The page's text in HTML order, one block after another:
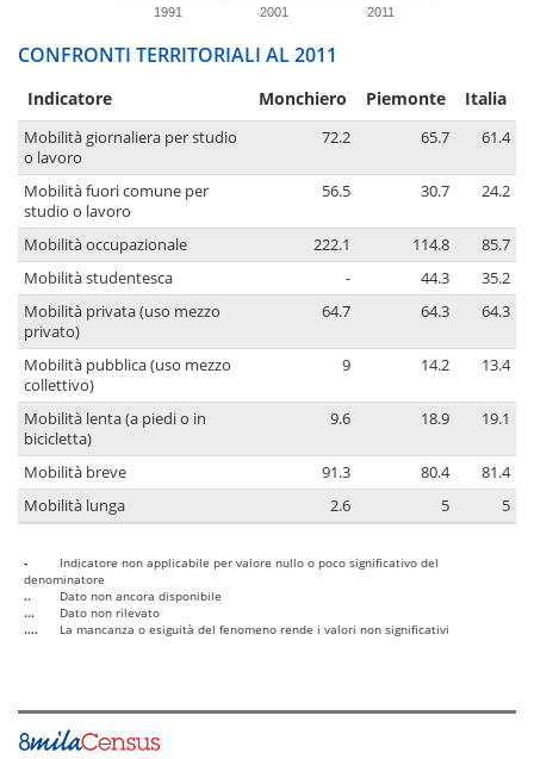
1991 2001 2011
CONFRONTI TERRITORIALI AL 2011
Indicatore Monchiero Piemonte Italia
Mobilità giornaliera per studio
o lavoro
72.2 65.7 61.4
Mobilità fuori comune per
studio o lavoro
56.5 30.7 24.2
Mobilità occupazionale 222.1 114.8
85.7
Mobilità studentesca
- 44.3
35.2
Mobilità privata (uso mezzo
privato)
64.7 64.3 64.3
Mobilità pubblica (uso mezzo
collettivo)
9 14.2 13.4
Mobilità lenta (a piedi o in
bicicletta)
9.6 18.9 19.1
Mobilità breve 91.3 80.4
81.4
Mobilità lunga
2.6 5 5
-
Indicatore non applicabile per valore nullo o poco significativo del
denominatore
..
Dato non ancora disponibile
...
Dato non rilevato
....
La mancanza o esiguità del fenomeno rende i valori non significativi